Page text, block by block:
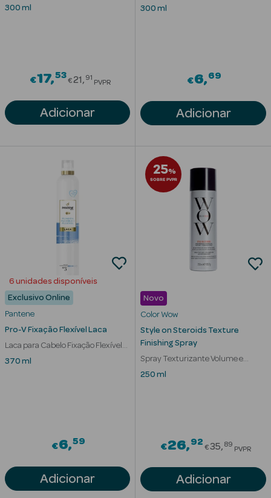
Ver Tudo
Solares
Solares Bebé e
Criança
humidade
300 ml
€17 53Price reduced from
€21 91
PVPR
Adicionar
Estragado
300 ml
€6 69
Adicionar
6 unidades disponíveis
Exclusivo Online
Pantene
Pro-V Fixação Flexível Laca
Laca para Cabelo Fixação Flexível
Fixação 3
370 ml
€6 59
Adicionar
25%
SOBRE PVPR
Novo
Color Wow
Style on Steroids Texture
Finishing Spray
Spray Texturizante Volume e
Fixação
250 ml
€26 92Price
€35 89
PVPR
Adicionar